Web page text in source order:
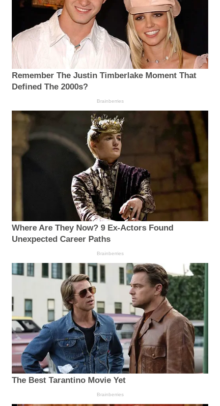
Remember The Justin Timberlake Moment That
Defined The 2000s?
Brainberries
Where Are They Now? 9 Ex-Actors Found
Unexpected Career Paths
Brainberries
The Best Tarantino Movie Yet
Brainberries